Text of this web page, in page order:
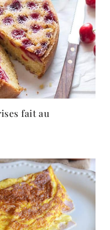
fait au